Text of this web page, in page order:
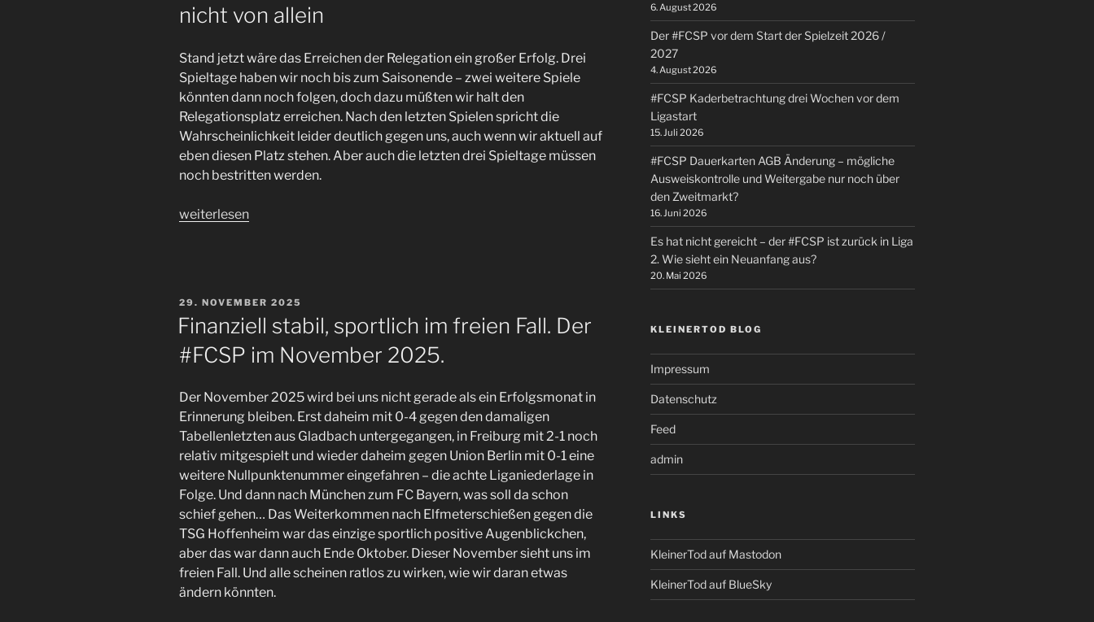
nicht von allein
Stand jetzt wäre das Erreichen der Relegation ein großer Erfolg. Drei
Spieltage haben wir noch bis zum Saisonende – zwei weitere Spiele
könnten dann noch folgen, doch dazu müßten wir halt den
Relegationsplatz erreichen. Nach den letzten Spielen spricht die
Wahrscheinlichkeit leider deutlich gegen uns, auch wenn wir aktuell auf
eben diesen Platz stehen. Aber auch die letzten drei Spieltage müssen
noch bestritten werden.
„Die
#fcsp
noch
erreichbar
aber
ein
Klassenerhalt
kommt
nicht
von
allein“
weiterlesen
VERÖFFENTLICHT
29. NOVEMBER 2025
Finanziell stabil, sportlich im freien Fall. Der
#FCSP im November 2025.
Der November 2025 wird bei uns nicht gerade als ein Erfolgsmonat in
Erinnerung bleiben. Erst daheim mit 0-4 gegen den damaligen
Tabellenletzten aus Gladbach untergegangen, in Freiburg mit 2-1 noch
relativ mitgespielt und wieder daheim gegen Union Berlin mit 0-1 eine
weitere Nullpunktenummer eingefahren – die achte Liganiederlage in
Folge. Und dann nach München zum FC Bayern, was soll da schon
schief gehen… Das Weiterkommen nach Elfmeterschießen gegen die
TSG Hoffenheim war das einzige sportlich positive Augenblickchen,
aber das war dann auch Ende Oktober. Dieser November sieht uns im
freien Fall. Und alle scheinen ratlos zu wirken, wie wir daran etwas
ändern könnten.
6. August 2026
Der #FCSP vor dem Start der Spielzeit 2026 /
2027
4. August 2026
#FCSP Kaderbetrachtung drei Wochen vor dem
Ligastart
15. Juli 2026
#FCSP Dauerkarten AGB Änderung – mögliche
Ausweiskontrolle und Weitergabe nur noch über
den Zweitmarkt?
16. Juni 2026
Es hat nicht gereicht – der #FCSP ist zurück in Liga
2. Wie sieht ein Neuanfang aus?
20. Mai 2026
KLEINERTOD BLOG
Impressum
Datenschutz
Feed
admin
LINKS
KleinerTod auf Mastodon
KleinerTod auf BlueSky